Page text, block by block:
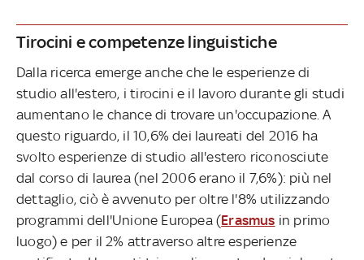
Tirocini e competenze linguistiche
Dalla ricerca emerge anche che le esperienze di
studio all'estero, i tirocini e il lavoro durante gli studi
aumentano le chance di trovare un'occupazione. A
questo riguardo, il 10,6% dei laureati del 2016 ha
svolto esperienze di studio all'estero riconosciute
dal corso di laurea (nel 2006 erano il 7,6%): più nel
dettaglio, ciò è avvenuto per oltre l'8% utilizzando
programmi dell'Unione Europea (Erasmus in primo
luogo) e per il 2% attraverso altre esperienze